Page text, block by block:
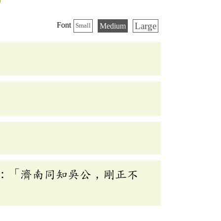
Font Small Medium Large
「濟南同知吳公，剛正不